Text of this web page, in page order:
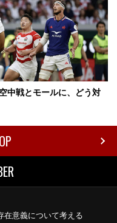
中戦とモールに、どう対
在意義について考える